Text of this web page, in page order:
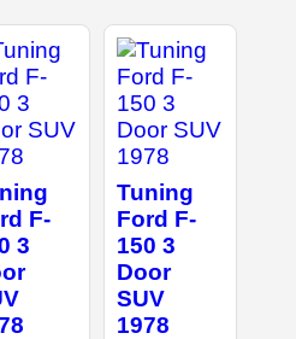
F-
3
Tuning
Ford F-
150 3
Door
SUV
1978